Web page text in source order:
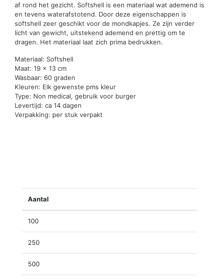
af rond het gezicht. Softshell is een materiaal wat ademend is
en tevens waterafstotend. Door deze eigenschappen is
softshell zeer geschikt voor de mondkapjes. Ze zijn verder
licht van gewicht, uitstekend ademend en prettig om te
dragen. Het materiaal laat zich prima bedrukken.
Materiaal: Softshell
Maat: 19 x 13 cm
Wasbaar: 60 graden
Kleuren: Elk gewenste pms kleur
Type: Non medical, gebruik voor burger
Levertijd: ca 14 dagen
Verpakking: per stuk verpakt
Aantal
100
250
500